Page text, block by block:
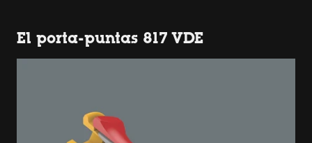
El porta-puntas 817 VDE